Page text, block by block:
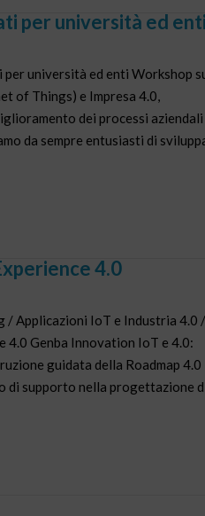
per università ed enti
università ed enti Workshop
of Things) e Impresa 4.0,
dei processi aziendali
da sempre entusiasti di
4.0
/ Applicazioni IoT e Industria 4.0 /
4.0 Genba Innovation IoT e 4.0:
guidata della Roadmap 4.0
di supporto nella progettazione